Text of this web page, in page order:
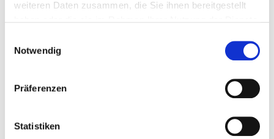
weiteren Daten zusammen, die Sie ihnen bereitgestellt
Notwendig
Präferenzen
Statistiken
Am Volksgut